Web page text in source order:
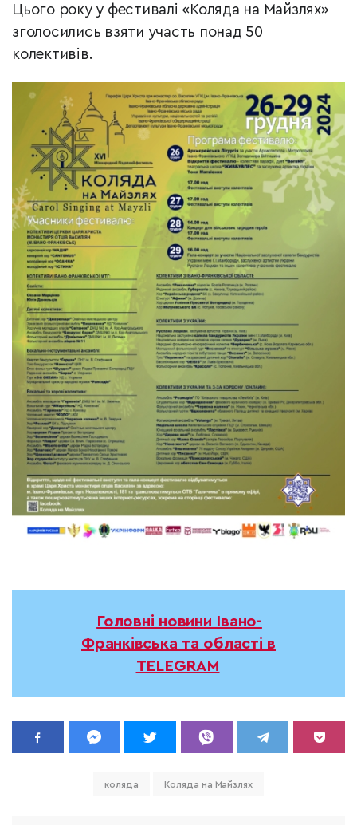
Цього року у фестивалі «Коляда на Майзлях»
зголосились взяти участь понад 50
колективів.
Головні новини Івано-
Франківська та області в
TELEGRAM
коляда Коляда на Майзлях